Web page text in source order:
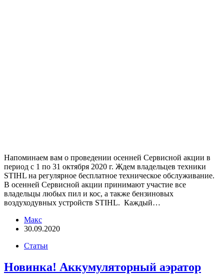
Напоминаем вам о проведении осенней Сервисной акции в
период с 1 по 31 октября 2020 г. Ждем владельцев техники
STIHL на регулярное бесплатное техническое обслуживание.
В осенней Сервисной акции принимают участие все
владельцы любых пил и кос, а также бензиновых
воздуходувных устройств STIHL. Каждый…
Макс
30.09.2020
Статьи
Новинка! Аккумуляторный аэратор